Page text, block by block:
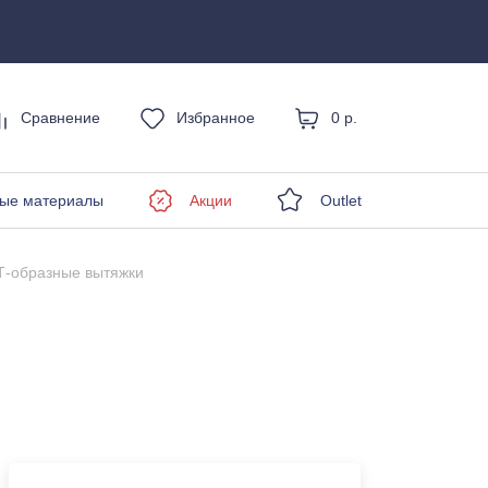
Сравнение Избранное 0 р.
материалы Акции Outlet
образные вытяжки